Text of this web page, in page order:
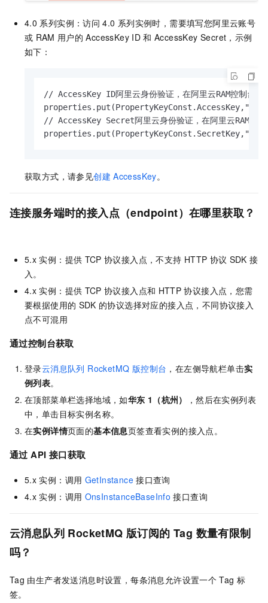
4.0 系列实例：访问 4.0 系列实例时，需要填写您阿里云账号
或 RAM 用户的 AccessKey ID 和 AccessKey Secret，示例
如下：
// AccessKey ID阿里云身份验证，在阿里云RAM控制台创
// AccessKey Secret阿里云身份验证，在阿里云RAM控制
获取方式，请参见创建 AccessKey。
连接服务端时的接入点（endpoint）在哪里获取？
5.x 实例：提供 TCP 协议接入点，不支持 HTTP 协议 SDK 接
入。
4.x 实例：提供 TCP 协议接入点和 HTTP 协议接入点，您需
要根据使用的 SDK 的协议选择对应的接入点，不同协议接入
点不可混用
通过控制台获取
登录云消息队列 RocketMQ 版控制台 ，在左侧导航栏单击实
例列表。
在顶部菜单栏选择地域，如华东 1（杭州）
，然后在实例列表
中，单击目标实例名称。
在实例详情页面的基本信息页签查看实例的接入点。
通过 API 接口获取
5.x 实例：调用 GetInstance 接口查询
4.x 实例：调用 OnsInstanceBaseInfo 接口查询
云消息队列 RocketMQ 版订阅的 Tag 数量有限制
吗？
Tag 由生产者发送消息时设置，每条消息允许设置一个 Tag 标
签。